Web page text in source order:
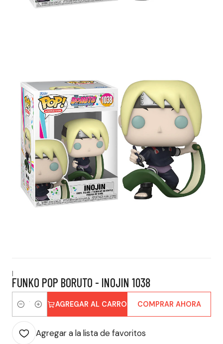
|
FUNKO POP BORUTO - INOJIN 1038
Cantidad
AGREGAR AL CARRO COMPRAR AHORA
Agregar a la lista de favoritos